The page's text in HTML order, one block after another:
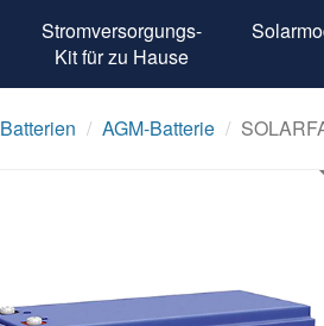
Stromversorgungs-
Kit für zu Hause
Batterien AGM-Batterie